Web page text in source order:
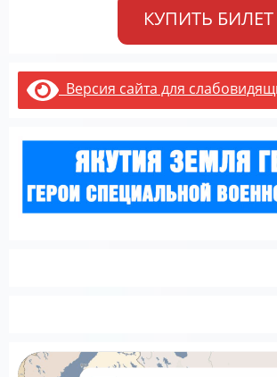
КУПИТЬ БИЛЕТ
Версия сайта для